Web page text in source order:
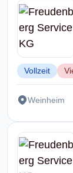
Vollzeit
Weinheim